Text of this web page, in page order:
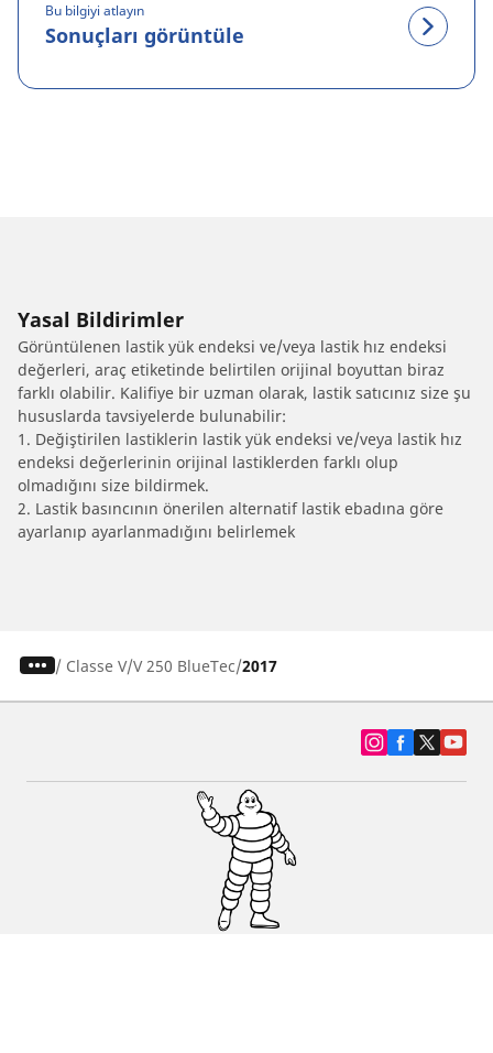
Bu bilgiyi atlayın
Sonuçları görüntüle
Yasal Bildirimler
Görüntülenen lastik yük endeksi ve/veya lastik hız endeksi
değerleri, araç etiketinde belirtilen orijinal boyuttan biraz
farklı olabilir. Kalifiye bir uzman olarak, lastik satıcınız size şu
hususlarda tavsiyelerde bulunabilir:
1. Değiştirilen lastiklerin lastik yük endeksi ve/veya lastik hız
endeksi değerlerinin orijinal lastiklerden farklı olup
olmadığını size bildirmek.
2. Lastik basıncının önerilen alternatif lastik ebadına göre
ayarlanıp ayarlanmadığını belirlemek
/ Classe V V 250 BlueTec 2017